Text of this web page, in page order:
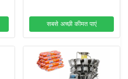
सबसे अच्छी कीमत पाएं